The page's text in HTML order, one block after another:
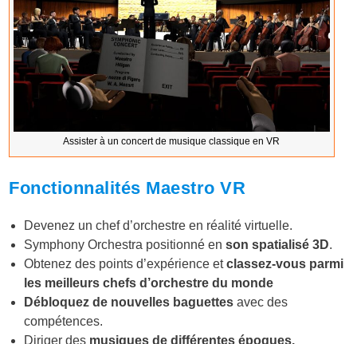
Assister à un concert de musique classique en VR
Fonctionnalités Maestro VR
Devenez un chef d’orchestre en réalité virtuelle.
Symphony Orchestra positionné enson spatialisé 3D.
Obtenez des points d’expérience etclassez-vous parmi
les meilleurs chefs d’orchestre du monde
Débloquez de nouvelles baguettes avec des
compétences.
Diriger des musiques de différentes époques.